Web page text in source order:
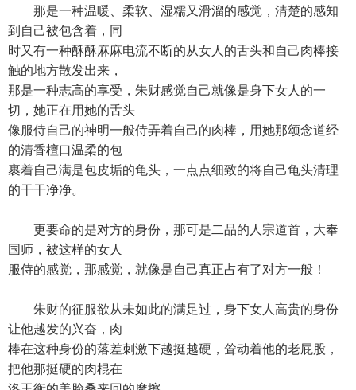
那是一种温暖、柔软、湿糯又滑溜的感觉，清楚的感知
到自己被包含着，同
时又有一种酥酥麻麻电流不断的从女人的舌头和自己肉棒接
触的地方散发出来，
那是一种志高的享受，朱财感觉自己就像是身下女人的一
切，她正在用她的舌头
像服侍自己的神明一般侍弄着自己的肉棒，用她那颂念道经
的清香檀口温柔的包
裹着自己满是包皮垢的龟头，一点点细致的将自己龟头清理
的干干净净。
更要命的是对方的身份，那可是二品的人宗道首，大奉
国师，被这样的女人
服侍的感觉，那感觉，就像是自己真正占有了对方一般！
朱财的征服欲从未如此的满足过，身下女人高贵的身份
让他越发的兴奋，肉
棒在这种身份的落差刺激下越挺越硬，耸动着他的老屁股，
把他那挺硬的肉棍在